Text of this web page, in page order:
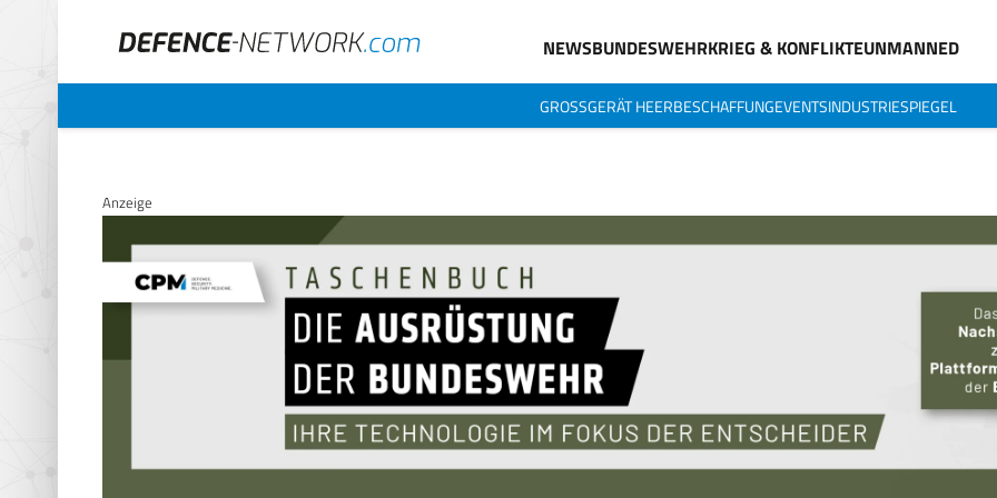
NEWSBUNDESWEHRKRIEG & KONFLIKTEUNMANNED
GROSSGERÄT HEERBESCHAFFUNGEVENTSINDUSTRIESPIEGEL
Anzeige